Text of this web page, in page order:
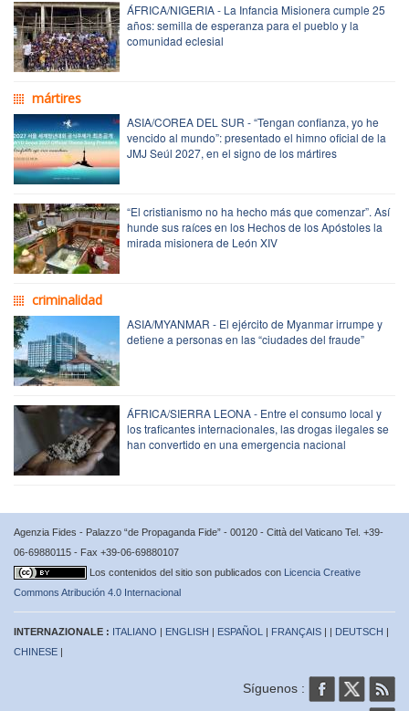
ÁFRICA/NIGERIA - La Infancia Misionera cumple 25
años: semilla de esperanza para el pueblo y la
comunidad eclesial
mártires
ASIA/COREA DEL SUR - “Tengan confianza, yo he
vencido al mundo”: presentado el himno oficial de la
JMJ Seúl 2027, en el signo de los mártires
“El cristianismo no ha hecho más que comenzar”. Así
hunde sus raíces en los Hechos de los Apóstoles la
mirada misionera de León XIV
criminalidad
ASIA/MYANMAR - El ejército de Myanmar irrumpe y
detiene a personas en las “ciudades del fraude”
ÁFRICA/SIERRA LEONA - Entre el consumo local y
los traficantes internacionales, las drogas ilegales se
han convertido en una emergencia nacional
Agenzia Fides - Palazzo “de Propaganda Fide” - 00120 - Città del Vaticano Tel. +39-
06-69880115 - Fax +39-06-69880107
Los contenidos del sitio son publicados con Licencia Creative
Commons Atribución 4.0 Internacional
INTERNAZIONALE : ITALIANO | ENGLISH | ESPAÑOL | FRANÇAIS | | DEUTSCH |
CHINESE |
Síguenos :